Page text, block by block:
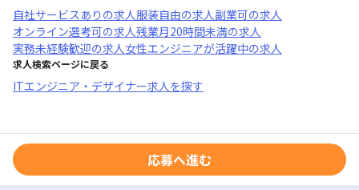
自社サービスあり の求人服装自由の求人副業可の求人
オンライン選考可の求人残業月20時間未満の求人
実務未経験歓迎の求人女性エンジニアが活躍中の求人
求人検索ページに戻る
ITエンジニア・デザイナー求人を探す
応募へ進む